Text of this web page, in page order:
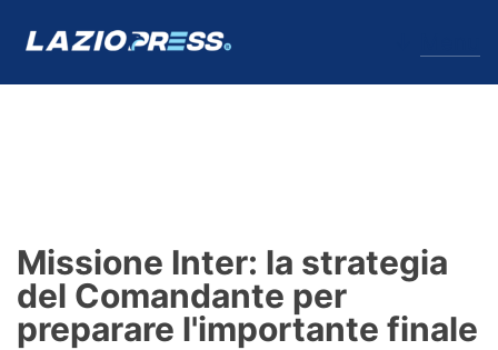
Formello
Infortuni
Missione Inter: la strategia
del Comandante per
preparare l'importante finale